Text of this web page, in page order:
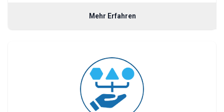
Mehr Erfahren